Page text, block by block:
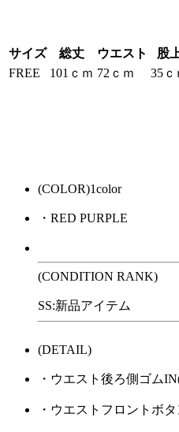
サイズ 総丈 ウエスト 股
FREE
101ｃｍ 72ｃｍ 35ｃ
(COLOR)1color
・RED PURPLE
(CONDITION RANK)
SS:新品アイテム
(DETAIL)
・ウエスト後ろ側ゴム
・ウエストフロントボ